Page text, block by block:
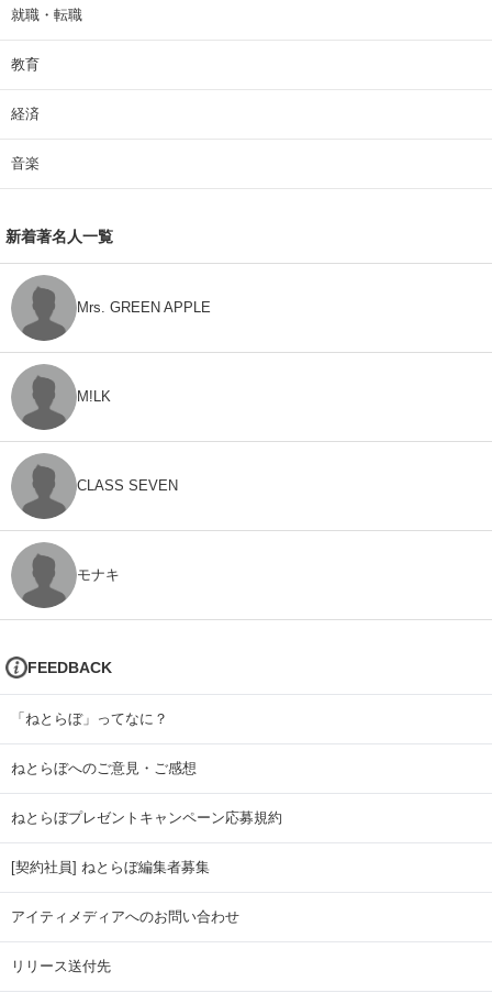
就職・転職
教育
経済
音楽
新着著名人一覧
Mrs. GREEN APPLE
M!LK
CLASS SEVEN
モナキ
FEEDBACK
「ねとらぼ」ってなに？
ねとらぼへのご意見・ご感想
ねとらぼプレゼントキャンペーン応募規約
[契約社員] ねとらぼ編集者募集
アイティメディアへのお問い合わせ
リリース送付先